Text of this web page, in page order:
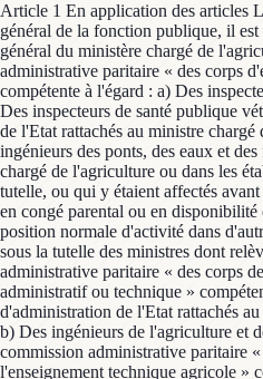
Article 1 En application des articles
général de la fonction publique, il est
général du ministère chargé de
administrative paritaire « des corps
compétente à l'égard : a) Des
Des inspecteurs de santé publique
de l'Etat rattachés au ministre
ingénieurs des ponts, des eaux et
chargé de l'agriculture ou dans les
tutelle, ou qui y étaient affectés
en congé parental ou en
position normale d'activité dans
sous la tutelle des ministres dont
administrative paritaire « des corps
administratif ou technique »
d'administration de l'Etat rattachés
b) Des ingénieurs de l'agriculture et
commission administrative paritaire
l'enseignement technique agricole »